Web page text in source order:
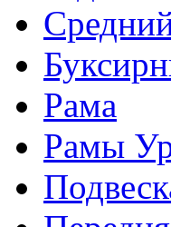
Рама
Рамы